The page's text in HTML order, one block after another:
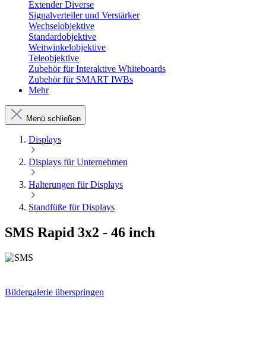
Extender Diverse
Signalverteiler und Verstärker
Wechselobjektive
Standardobjektive
Weitwinkelobjektive
Teleobjektive
Zubehör für Interaktive Whiteboards
Zubehör für SMART IWBs
Mehr
Menü schließen
Displays
Displays für Unternehmen
Halterungen für Displays
Standfüße für Displays
SMS Rapid 3x2 - 46 inch
Bildergalerie überspringen